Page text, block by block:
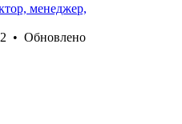
менеджер,
• Обновлено